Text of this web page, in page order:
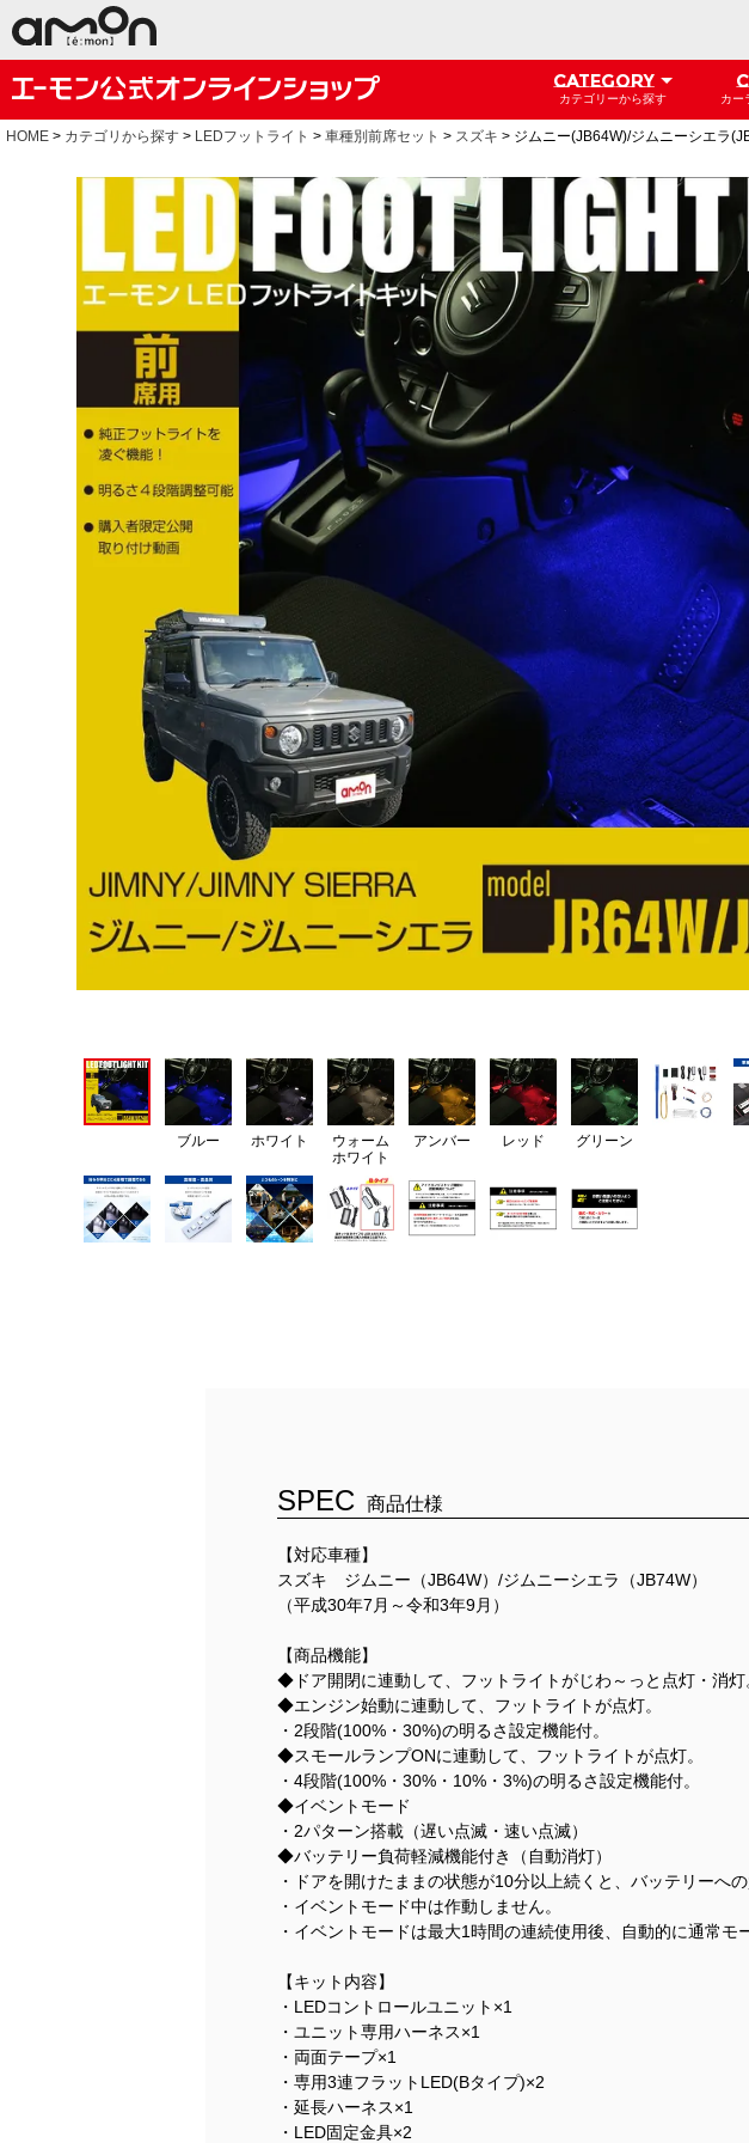
CATEGORY
カテゴリーから探す カー
HOME カテゴリから探す LEDフットライト 車種別前席セット スズキ ジムニー(JB64W)/ジムニーシエラ
ブルー ホワイト
ウォーム
ホワイト
アンバー レッド グリーン
SPEC 商品仕様
【対応車種】
スズキ ジムニー（JB64W）/ジムニーシエラ（JB74W）
（平成30年7月～令和3年9月）
【商品機能】
◆ドア開閉に連動して、フットライトがじわ～っと点灯・消
◆エンジン始動に連動して、フットライトが点灯。
・2段階(100%・30%)の明るさ設定機能付。
◆スモールランプONに連動して、フットライトが点灯。
・4段階(100%・30%・10%・3%)の明るさ設定機能付。
◆イベントモード
・2パターン搭載（遅い点滅・速い点滅）
◆バッテリー負荷軽減機能付き（自動消灯）
・ドアを開けたままの状態が10分以上続くと、バッテリーへ
・イベントモード中は作動しません。
・イベントモードは最大1時間の連続使用後、自動的に通常モ
【キット内容】
・LEDコントロールユニット×1
・ユニット専用ハーネス×1
・両面テープ×1
・専用3連フラットLED(Bタイプ)×2
・延長ハーネス×1
・LED固定金具×2